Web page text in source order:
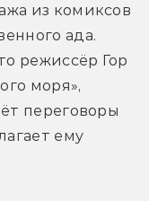
из комиксов
ада.
режиссёр Гор
моря»,
переговоры
ему